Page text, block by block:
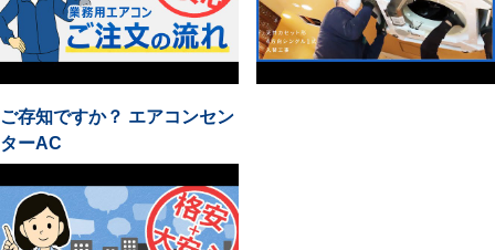
ご存知ですか？ エアコンセン
ターAC